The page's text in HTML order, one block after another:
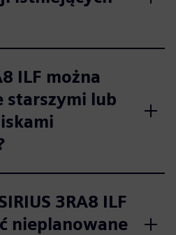
ILF można
starszymi lub
3RA8 ILF
nieplanowane